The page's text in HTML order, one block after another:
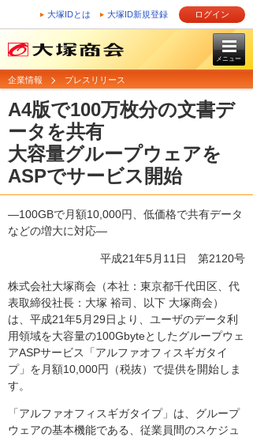
大塚IDとは 大塚ID新規登録 ログイン
メニュー
企業情報 プレスリリース
A4版で100万枚分の文書デ
ータを共有
大容量グループウェアを
ASPでサービス開始
―100GBで月額10,000円、低価格で共有データ
などの増大に対応―
平成21年5月11日 第2120号
株式会社大塚商会（本社：東京都千代田区、代
表取締役社長：大塚 裕司、以下 大塚商会）
は、平成21年5月29日より、ユーザのデータ利
用領域を大容量の100Gbyteとしたグループウェ
アASPサービス「アルファオフィスギガタイ
プ」を月額10,000円（税抜）で提供を開始しま
す。
「アルファオフィスギガタイプ」は、グループ
ウェアの基本機能である、従業員間のスケジュ